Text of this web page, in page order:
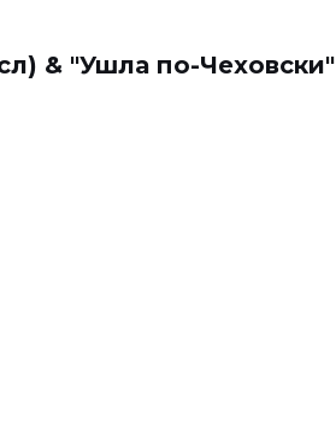
& "Ушла по-Чеховски"